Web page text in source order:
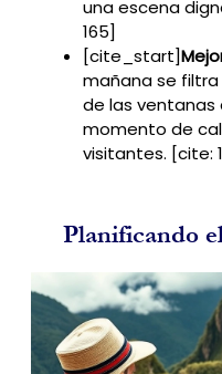
una escena
165]
[cite_start]
mañana se
de las ventanas
momento de
visitantes. [cite:
Planificando